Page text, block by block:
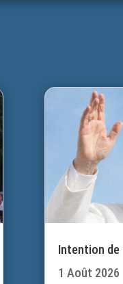
Intention de
1 Août 2026